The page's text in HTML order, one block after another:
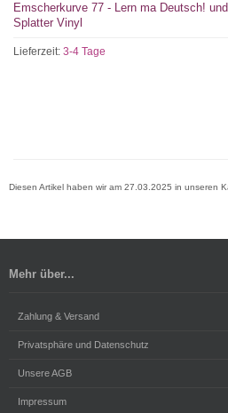
Emscherkurve 77 - Lern ma Deutsch!
Splatter Vinyl
Lieferzeit: 3-4 Tage
Diesen Artikel haben wir am 27.03.2025 in unseren
Mehr über...
Zahlung & Versand
Privatsphäre und Datenschutz
Unsere AGB
Impressum